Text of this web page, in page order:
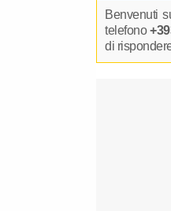
Benvenuti
telefono
di